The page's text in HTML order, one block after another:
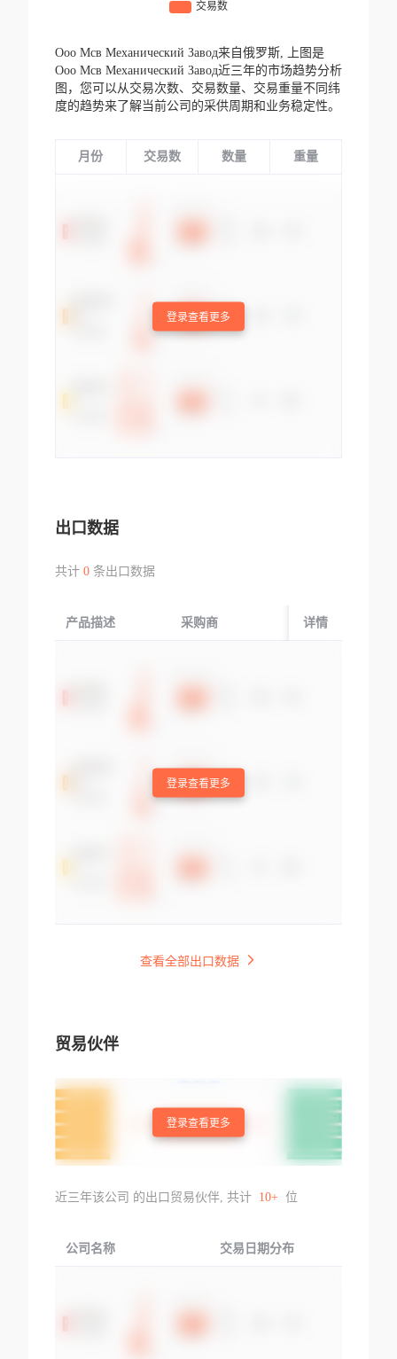
Ооо Мсв Механический Завод来自俄罗斯,
上图是
Ооо Мсв Механический Завод近三年的市场趋势分析
图，您可以从交易次数、交易数量、交易重量不同纬
度的趋势来了解当前公司的采供周期和业务稳定性。
月份 交易数 数量 重量
登录查看更多
出口数据
共计 0条出口数据
产品描述 采购商 起运国/地区
详情
登录查看更多
查看全部出口数据
贸易伙伴
登录查看更多
近三年该公司 的出口贸易伙伴, 共计 10+ 位
公司名称 交易日期分布